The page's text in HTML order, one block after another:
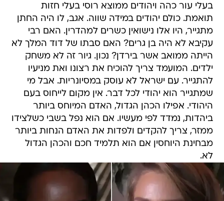
בעלי עור כהה ויהודים ממוצא רוסי בעלי חזות
תואמת. כולם יהודים במידה שווה. אגב, לו היה החתן
מתגייר, היו אלו נישואין כשרים למהדרין. האם רבי
עקיבא לא היה בן גרים? האם סבתו של דוד המלך לא
הייתה ממואב אשר בירדן? נכון. גיור זה לא משחק
ילדים. המועמד צריך להוכיח את רצונו ואת מניעיו
להתגייר. עם ישראל לא עוסק במסיונריות. אבל מי
שמתגייר הוא יהודי לכל דבר. אין מקום לייחוס בעם
היהודי. אפילו הכהן הגדול, האדם המיוחס ביותר
ביהדות, נמדד לפי מעשיו. אם הוא נפל בשבי כשלצידו
ממזר, צריך להקדים ולפדות את האדם הנחות ביותר
מבחינת היוחסין אם הוא תלמיד חכם והכהן הגדול
לא.